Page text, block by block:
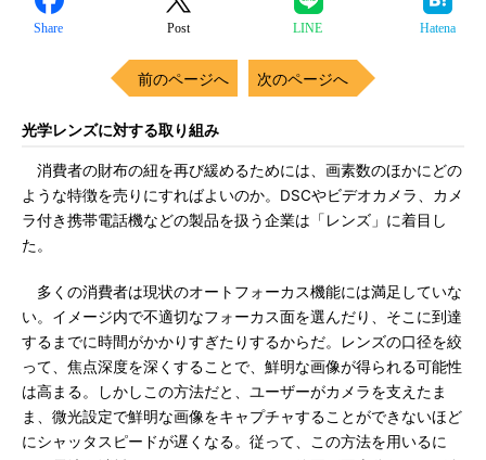
Share Post LINE Hatena
前のページへ 次のページへ
光学レンズに対する取り組み
消費者の財布の紐を再び緩めるためには、画素数のほかにどの
ような特徴を売りにすればよいのか。DSCやビデオカメラ、カメ
ラ付き携帯電話機などの製品を扱う企業は「レンズ」に着目し
た。
多くの消費者は現状のオートフォーカス機能には満足していな
い。イメージ内で不適切なフォーカス面を選んだり、そこに到達
するまでに時間がかかりすぎたりするからだ。レンズの口径を絞
って、焦点深度を深くすることで、鮮明な画像が得られる可能性
は高まる。しかしこの方法だと、ユーザーがカメラを支えたま
ま、微光設定で鮮明な画像をキャプチャすることができないほど
にシャッタスピードが遅くなる。従って、この方法を用いるに